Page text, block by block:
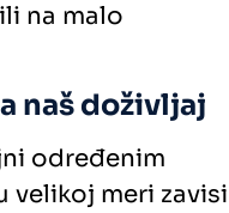
na malo
naš doživljaj
određenim
velikoj meri zavisi